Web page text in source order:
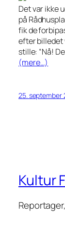
Det var ikke
på
fik de
efter billedet
stille: “Nå!
(mere…)
25. september
Kultur